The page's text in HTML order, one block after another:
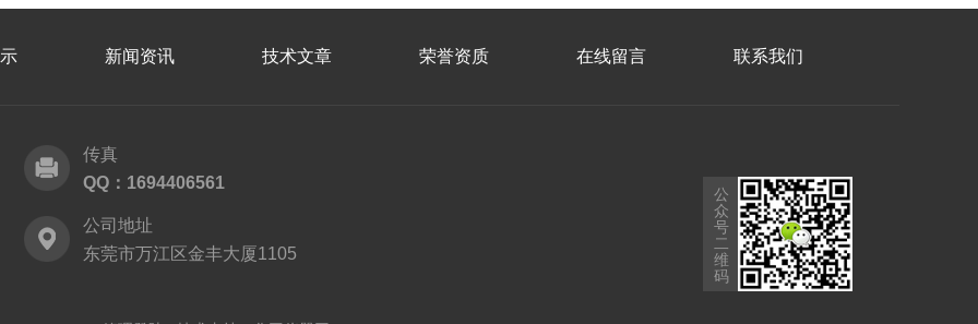
新闻资讯 技术文章 荣誉资质 在线留言 联系我们
传真
QQ：1694406561
公司地址
东莞市万江区金丰大厦1105
公
众
号
二
维
码